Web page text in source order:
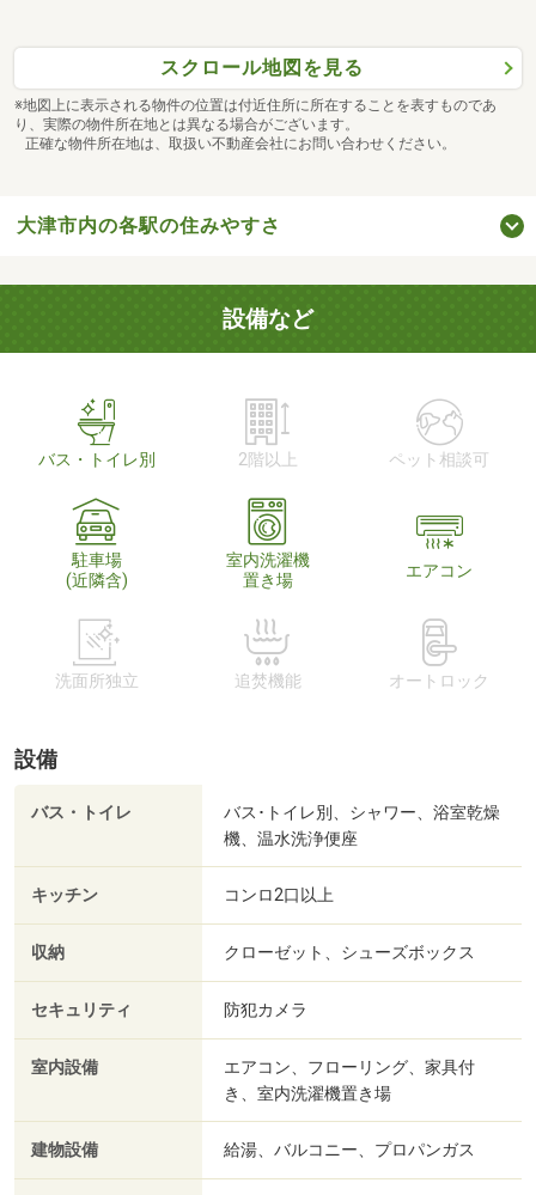
スクロール地図を見る
※地図上に表示される物件の位置は付近住所に所在することを表すものであ
り、実際の物件所在地とは異なる場合がございます。
正確な物件所在地は、取扱い不動産会社にお問い合わせください。
大津市内の各駅の住みやすさ
設備など
バス・トイレ別 2階以上 ペット相談可
駐車場
(近隣含)
室内洗濯機
置き場
エアコン
洗面所独立 追焚機能 オートロック
設備
バス・トイレ
バス･トイレ別、シャワー、浴室乾燥
機、温水洗浄便座
キッチン コンロ2口以上
収納 クローゼット、シューズボックス
セキュリティ 防犯カメラ
室内設備
エアコン、フローリング、家具付
き、室内洗濯機置き場
建物設備 給湯、バルコニー、プロパンガス